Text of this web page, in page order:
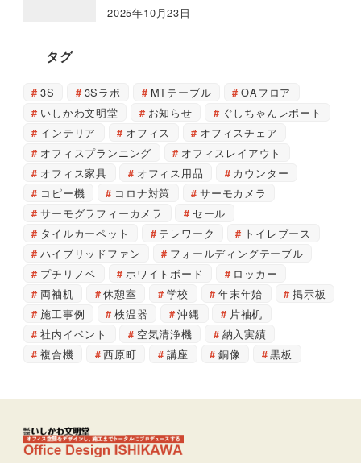
2025年10月23日
タグ
3S 3Sラボ MTテーブル
OAフロア
いしかわ文明堂
お知らせ
ぐしちゃんレポート
インテリア
オフィス
オフィスチェア
オフィスプランニング
オフィスレイアウト
オフィス家具
オフィス用品
カウンター
コピー機
コロナ対策
サーモカメラ
サーモグラフィーカメラ
セール
タイルカーペット
テレワーク
トイレブース
ハイブリッドファン
フォールディングテーブル
プチリノベ
ホワイトボード
ロッカー
両袖机
休憩室 学校 年末年始
掲示板
施工事例
検温器 沖縄
片袖机
社内イベント
空気清浄機
納入実績
複合機
西原町 講座 銅像 黒板